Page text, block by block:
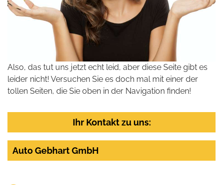
Also, das tut uns jetzt echt leid, aber diese Seite gibt es
leider nicht! Versuchen Sie es doch mal mit einer der
tollen Seiten, die Sie oben in der Navigation finden!
Ihr Kontakt zu uns:
Auto Gebhart GmbH